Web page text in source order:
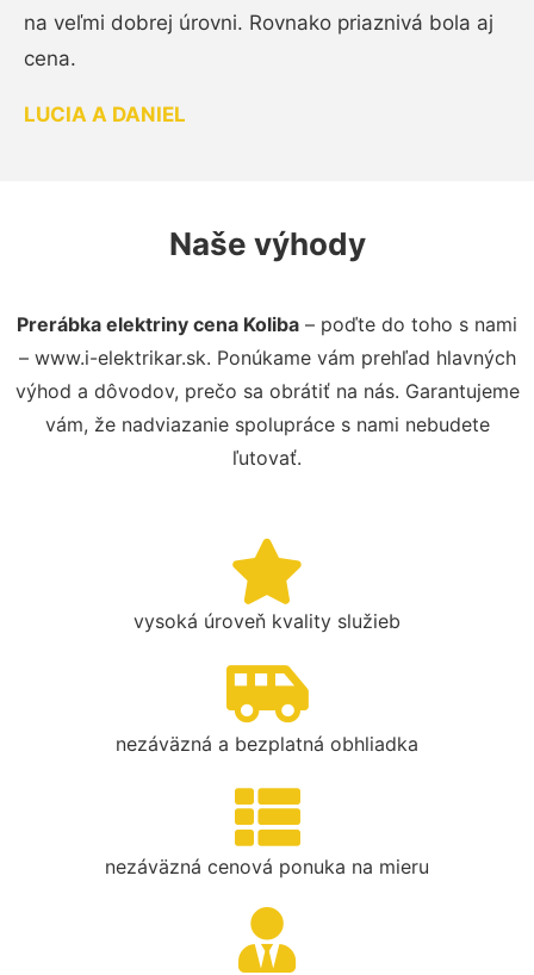
na veľmi dobrej úrovni. Rovnako priaznivá bola aj
cena.
LUCIA A DANIEL
Naše výhody
Prerábka elektriny cena Koliba – poďte do toho s nami
– www.i-elektrikar.sk. Ponúkame vám prehľad hlavných
výhod a dôvodov, prečo sa obrátiť na nás. Garantujeme
vám, že nadviazanie spolupráce s nami nebudete
ľutovať.
vysoká úroveň kvality služieb
nezáväzná a bezplatná obhliadka
nezáväzná cenová ponuka na mieru